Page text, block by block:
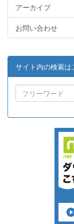
アーカイブ
お問い合わせ
サイト内の検索は